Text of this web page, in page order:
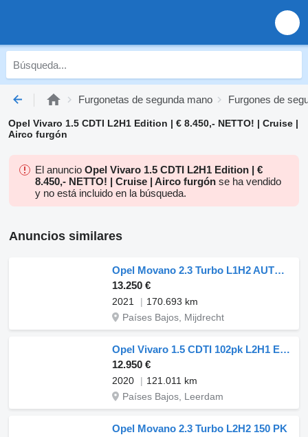
Furgonetas de segunda mano Furgones de
Opel Vivaro 1.5 CDTI L2H1 Edition | € 8.450,- NETTO! | Cruise |
Airco furgón
El anuncio Opel Vivaro 1.5 CDTI L2H1 Edition | €
8.450,- NETTO! | Cruise | Airco furgón se ha vendido
y no está incluido en la búsqueda.
Anuncios similares
Opel Movano 2.3 Turbo L1H2 AUTOMAAT 180PK
13.250 €
2021
170.693 km
Países Bajos, Mijdrecht
Opel Vivaro 1.5 CDTI 102pk L2H1 Edition Airco/Cruise Control 04-2020
12.950 €
2020
121.011 km
Países Bajos, Leerdam
Opel Movano 2.3 Turbo L2H2 150 PK